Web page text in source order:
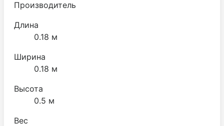
Производитель
Длина
0.18 м
Ширина
0.18 м
Высота
0.5 м
Вес